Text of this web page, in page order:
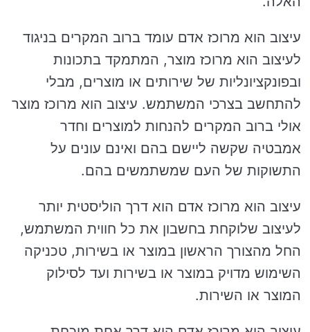
עיצוב הוא מרוכז אדם עומד ברוב המקרים בניגוד
לעיצוב הוא מרוכז מוצר, המתמקד בתכונות
ובפונקציונליות של שירותים או מוצרים, מבלי
להתחשב בצרכי המשתמש. עיצוב הוא מרוכז מוצר
אולי ברוב המקרים להנחות למוצרים וחדר
אמבטיה שקשה ליישם בהם ואינם עונים על
התשוקות של העם שמשתמשים בהם.
עיצוב הוא מרוכז אדם הוא דרך הוליסטית יותר
לעיצוב שלוקחת בחשבון את כל חווית המשתמש,
החל מהצורך הראשון במוצר או בשירות, טכניקה
השימוש מדויק במוצר או בשירות ועד לסילוק
המוצר או השירות.